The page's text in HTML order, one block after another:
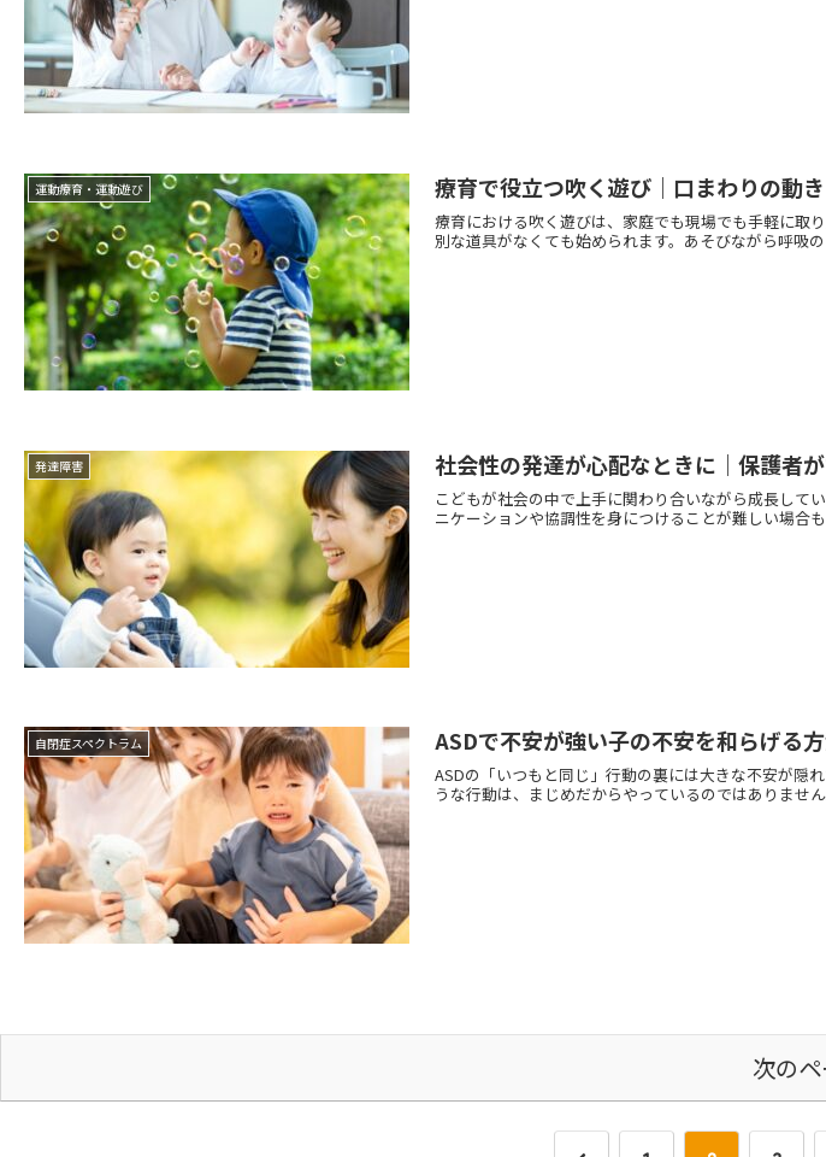
運動療育・運動遊び 療育で役立つ吹く遊び｜口まわりの動
療育における吹く遊びは、家庭でも現場でも手軽に取
別な道具がなくても始められます。あそびながら呼吸
発達障害 社会性の発達が心配なときに｜保護者
こどもが社会の中で上手に関わり合いながら成長して
ニケーションや協調性を身につけることが難しい場合
自閉症スペクトラム ASDで不安が強い子の不安を和らげる
ASDの「いつもと同じ」行動の裏には大きな不安が隠
うな行動は、まじめだからやっているのではありませ
次の